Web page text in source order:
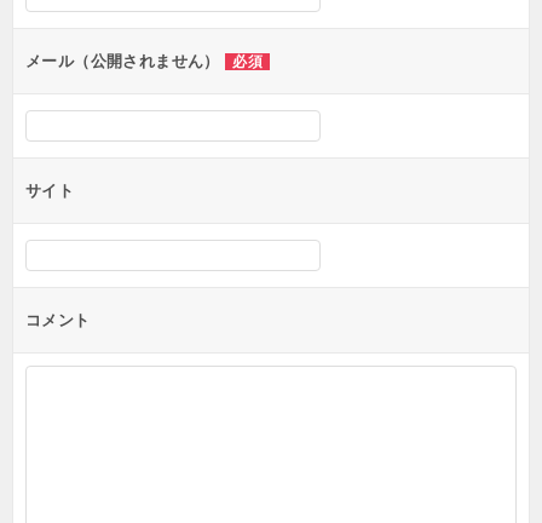
ンメール（公開されません） 必須
サイト
コメント